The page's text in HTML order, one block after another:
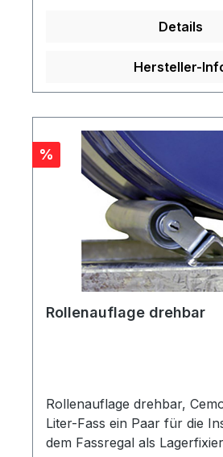
Details
Hersteller-
Rabatt
%
Rollenauflage drehbar
Rollenauflage drehbar, Cemo 7669
Liter-Fass ein Paar für die
dem Fassregal als